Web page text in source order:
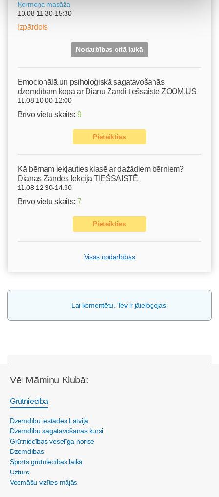
Ķermeņa masāža
10.08 11:30-15:30
Izpārdots
Nodarbības citā laikā
Emocionālā un psiholoģiskā sagatavošanās
dzemdībām kopā ar Diānu Zandi tiešsaistē ZOOM.US
11.08 10:00-12:00
Brīvo vietu skaits: 9
Pieteikties
Kā bērnam iekļauties klasē ar dažādiem bērniem?
Diānas Zandes lekcija TIEŠSAISTĒ
11.08 12:30-14:30
Brīvo vietu skaits: 7
Pieteikties
Visas nodarbības
Lai komentētu, Tev ir jāielogojas
Vēl Māmiņu Klubā:
Grūtniecība
Dzemdību iestādes Latvijā
Dzemdību sagatavošanas kursi
Grūtniecības veselīga norise
Dzemdības
Sports grūtniecības laikā
Uzturs
Vecmāšu vizītes mājās